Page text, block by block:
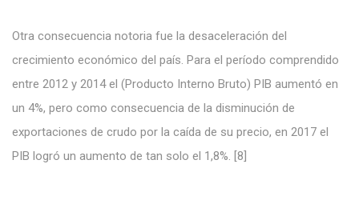
Otra consecuencia notoria fue la desaceleración del
crecimiento económico del país. Para el período comprendido
entre 2012 y 2014 el (Producto Interno Bruto) PIB aumentó en
un 4%, pero como consecuencia de la disminución de
exportaciones de crudo por la caída de su precio, en 2017 el
PIB logró un aumento de tan solo el 1,8%. [8]